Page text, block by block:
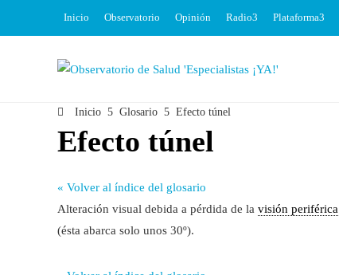
Inicio Observatorio Opinión Radio Plataforma
Inicio Glosario Efecto túnel
Efecto túnel
« Volver al índice del glosario
Alteración visual debida a pérdida de la visión periférica
(ésta abarca solo unos 30º).